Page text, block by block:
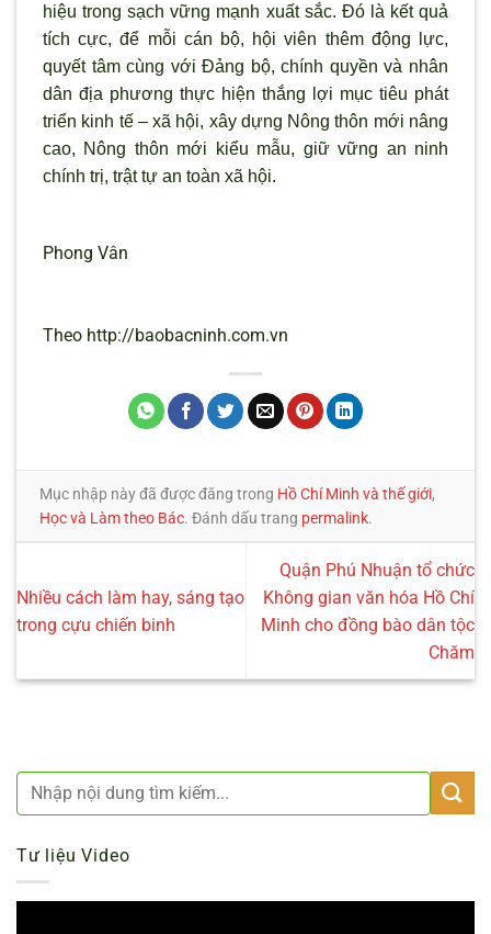
hiệu trong sạch vững mạnh xuất sắc. Đó là kết quả
tích cực, để mỗi cán bộ, hội viên thêm động lực,
quyết tâm cùng với Đảng bộ, chính quyền và nhân
dân địa phương thực hiện thắng lợi mục tiêu phát
triển kinh tế – xã hội, xây dựng Nông thôn mới nâng
cao, Nông thôn mới kiểu mẫu, giữ vững an ninh
chính trị, trật tự an toàn xã hội.
Phong Vân
Theo http://baobacninh.com.vn
Mục nhập này đã được đăng trong Hồ Chí Minh và thế giới,
Học và Làm theo Bác. Đánh dấu trang permalink.
Nhiều cách làm hay, sáng tạo
trong cựu chiến binh
Quận Phú Nhuận tổ chức
Không gian văn hóa Hồ Chí
Minh cho đồng bào dân tộc
Chăm
Tư liệu Video